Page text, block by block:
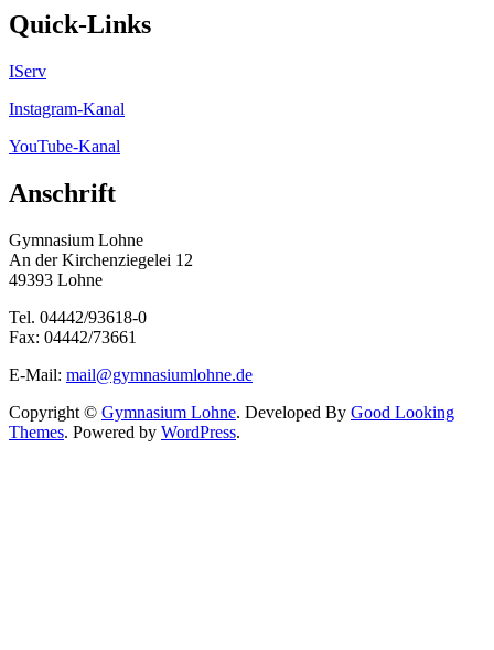
Quick-Links
IServ
Instagram-Kanal
YouTube-Kanal
Anschrift
Gymnasium Lohne
An der Kirchenziegelei 12
49393 Lohne
Tel. 04442/93618-0
Fax: 04442/73661
E-Mail: mail@gymnasiumlohne.de
Copyright © Gymnasium Lohne. Developed By Good Looking
Themes. Powered by WordPress.